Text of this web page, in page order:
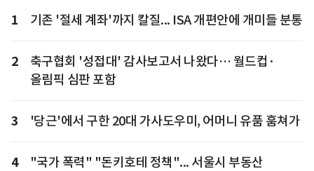
1 기존 '절세 계좌'까지 칼질... ISA 개편안에 개미들 분통
2
축구협회 '성접대' 감사보고서 나왔다… 월드컵·
올림픽 심판 포함
3 '당근'에서 구한 20대 가사도우미, 어머니 유품 훔쳐가
4
"국가 폭력" "돈키호테 정책"... 서울시 부동산